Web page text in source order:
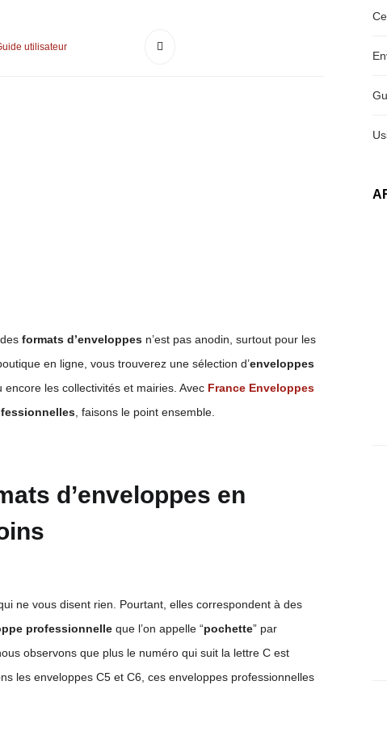
utilisateur
desformats d’enveloppes n’est pas anodin, surtout pour les
en ligne, vous trouverez une sélection d’enveloppes
les collectivités et mairies. Avec France Enveloppes
, faisons le point ensemble.
d’enveloppes en
ne vous disent rien. Pourtant, elles correspondent à des
professionnelle que l’on appelle “pochette” par
observons que plus le numéro qui suit la lettre C est
les enveloppes C5 et C6, ces enveloppes professionnelles